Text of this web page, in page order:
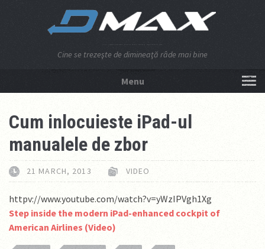
Cine se trezeşte de dimineaţă râde mai bine
Menu
Cum inlocuieste iPad-ul
manualele de zbor
21 MARCH, 2013 VIDEO
httpv://www.youtube.com/watch?v=yWzIPVgh1Xg
Step inside the modern iPad-enhanced cockpit of
American Airlines (Video)